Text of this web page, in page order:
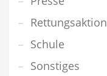
Rettungsaktion
Schule
Sonstiges